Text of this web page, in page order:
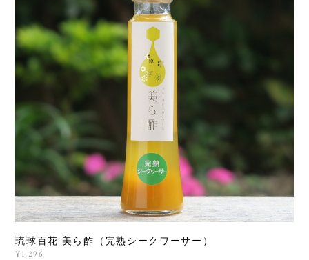
琉球百花 美ら酢（完熟シークワーサー）
¥1,296